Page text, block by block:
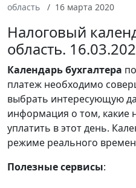
область
16 марта 2020
Налоговый
область.
Календарьбухгалтера
платеж необходимо
выбрать интересующую
информация о том, какие
уплатить в этот день.
режиме реального
Полезные сервисы: